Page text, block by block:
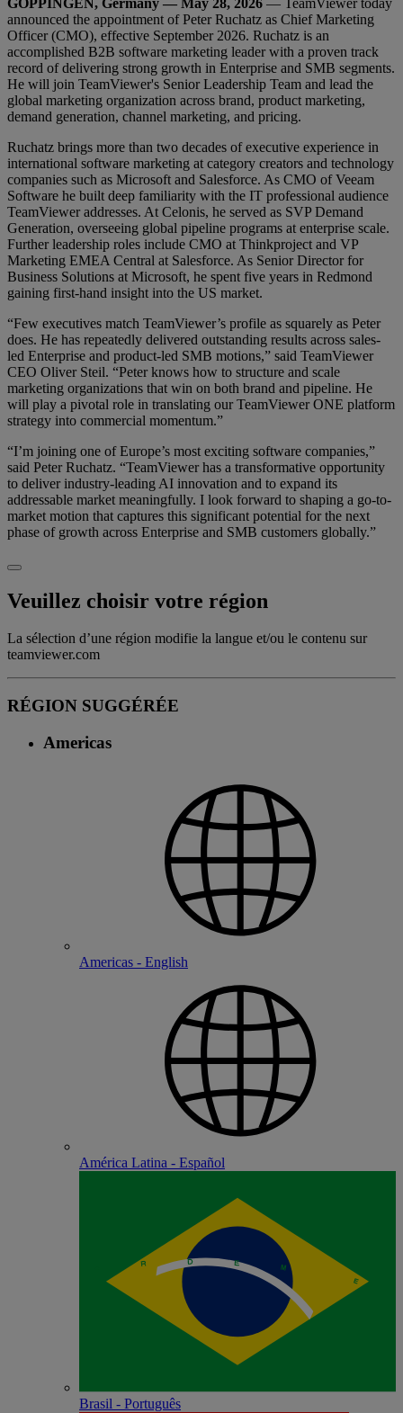
announced the appointment of Peter Ruchatz as Chief Marketing
Officer (CMO), effective September 2026. Ruchatz is an
accomplished B2B software marketing leader with a proven track
record of delivering strong growth in Enterprise and SMB segments.
He will join TeamViewer's Senior Leadership Team and lead the
global marketing organization across brand, product marketing,
demand generation, channel marketing, and pricing.
Ruchatz brings more than two decades of executive experience in
international software marketing at category creators and technology
companies such as Microsoft and Salesforce. As CMO of Veeam
Software he built deep familiarity with the IT professional audience
TeamViewer addresses. At Celonis, he served as SVP Demand
Generation, overseeing global pipeline programs at enterprise scale.
Further leadership roles include CMO at Thinkproject and VP
Marketing EMEA Central at Salesforce. As Senior Director for
Business Solutions at Microsoft, he spent five years in Redmond
gaining first-hand insight into the US market.
“Few executives match TeamViewer’s profile as squarely as Peter
does. He has repeatedly delivered outstanding results across sales-
led Enterprise and product-led SMB motions,” said TeamViewer
CEO Oliver Steil. “Peter knows how to structure and scale
marketing organizations that win on both brand and pipeline. He
will play a pivotal role in translating our TeamViewer ONE platform
strategy into commercial momentum.”
“I’m joining one of Europe’s most exciting software companies,”
said Peter Ruchatz. “TeamViewer has a transformative opportunity
to deliver industry-leading AI innovation and to expand its
addressable market meaningfully. I look forward to shaping a go-to-
market motion that captures this significant potential for the next
phase of growth across Enterprise and SMB customers globally.”
Veuillez choisir votre région
La sélection d’une région modifie la langue et/ou le contenu sur
teamviewer.com
RÉGION SUGGÉRÉE
Americas
Americas - English
América Latina - Español
Brasil - Português